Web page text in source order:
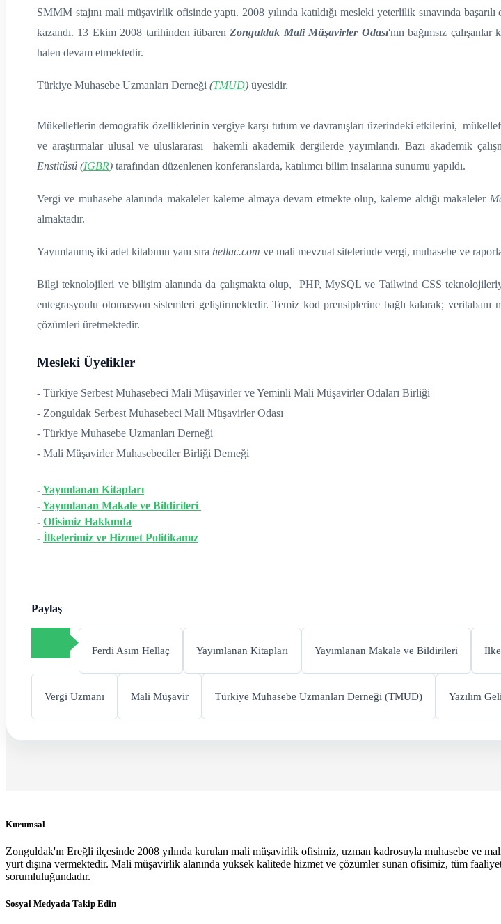
SMMM stajını mali müşavirlik ofisinde yaptı. 2008 yılında katıldığı mesleki yeterlilik sınavında
kazandı. 13 Ekim 2008 tarihinden itibarenZonguldak Mali Müşavirler Odası'nın bağımsız
halen devam etmektedir.
Türkiye Muhasebe Uzmanları Derneği (TMUD) üyesidir.
Mükelleflerin demografik özelliklerinin vergiye karşı tutum ve davranışları üzerindeki etkilerini,
ve araştırmalar ulusal ve uluslararası hakemli akademik dergilerde yayımlandı. Bazı akademik
Enstitüsü (IGBR) tarafından düzenlenen konferanslarda, katılımcı bilim insalarına sunumu yapıldı.
Vergi ve muhasebe alanında makaleler kaleme almaya devam etmekte olup, kaleme aldığı makaleler
almaktadır.
Yayımlanmış iki adet kitabının yanı sıra hellac.com ve mali mevzuat sitelerinde vergi, muhasebe ve
Bilgi teknolojileri ve bilişim alanında da çalışmakta olup, PHP, MySQL ve Tailwind CSS
entegrasyonlu otomasyon sistemleri geliştirmektedir. Temiz kod prensiplerine bağlı kalarak;
çözümleri üretmektedir.
Mesleki Üyelikler
- Türkiye Serbest Muhasebeci Mali Müşavirler ve Yeminli Mali Müşavirler Odaları Birliği
- Zonguldak Serbest Muhasebeci Mali Müşavirler Odası
- Türkiye Muhasebe Uzmanları Derneği
- Mali Müşavirler Muhasebeciler Birliği Derneği
-Yayımlanan Kitapları
-Yayımlanan Makale ve Bildirileri
- Ofisimiz Hakkında
- İlkelerimiz ve Hizmet Politikamız
Paylaş
Ferdi Asım Hellaç Yayımlanan Kitapları Yayımlanan Makale ve Bildirileri
Vergi Uzmanı Mali Müşavir Türkiye Muhasebe Uzmanları Derneği (TMUD) Yazılım
Kurumsal
Zonguldak'ın Ereğli ilçesinde 2008 yılında kurulan mali müşavirlik ofisimiz, uzman kadrosuyla muhasebe ve
yurt dışına vermektedir. Mali müşavirlik alanında yüksek kalitede hizmet ve çözümler sunan ofisimiz, tüm
sorumluluğundadır.
Sosyal Medyada Takip Edin